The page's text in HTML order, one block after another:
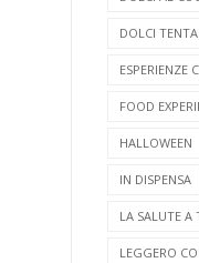
DOLCI
ESPERIENZE
FOOD
HALLOWEEN
IN DISPENSA
LA SALUTE A
LEGGERO